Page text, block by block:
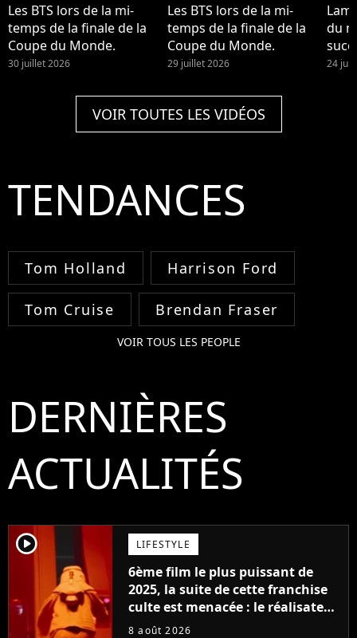
Les BTS lors de la mi-
temps de la finale de la
Coupe du Monde.
30 juillet 2026
Les BTS lors de la mi-
temps de la finale de la
Coupe du Monde.
29 juillet 2026
du
24
VOIR TOUTES LES VIDÉOS
TENDANCES
Tom Holland Harrison Ford
Tom Cruise Brendan Fraser
VOIR TOUS LES PEOPLE
DERNIÈRES
ACTUALITÉS
player2 LIFESTYLE
6ème film le plus puissant de
2025, la suite de cette franchise
culte est menacée : le réalisateur
claque la porte pour "différends
8 août 2026